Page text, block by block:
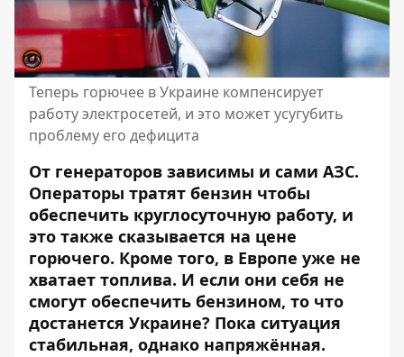
Теперь горючее в Украине компенсирует
работу электросетей, и это может усугубить
проблему его дефицита
От генераторов зависимы и сами АЗС.
Операторы тратят бензин чтобы
обеспечить круглосуточную работу, и
это также сказывается на цене
горючего. Кроме того, в Европе уже не
хватает топлива. И если они себя не
смогут обеспечить бензином, то что
достанется Украине? Пока ситуация
стабильная, однако напряжённая.